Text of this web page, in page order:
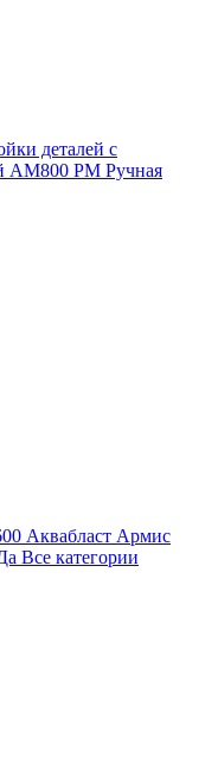
деталей с
АМ800 РМ Ручная
Аквабласт Армис
Все категории